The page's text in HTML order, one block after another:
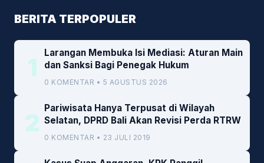
BERITA TERPOPULER
1
Larangan Membuka Isi Mediasi: Aturan Main
dan Sanksi Bagi Penegak Hukum
0 KOMENTAR • 5 AGUSTUS 2026
2
Pariwisata Hanya Terpusat di Wilayah
Selatan, DPRD Bali Akan Revisi Perda RTRW
0 KOMENTAR • 23 JULI 2019